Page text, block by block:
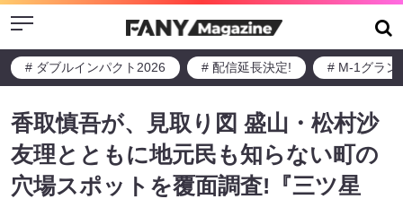
Menu
# ダブルインパクト2026 # 配信延長決定! # M-1グラン
香取慎吾が、見取り図 盛山・松村沙
友理とともに地元民も知らない町の
穴場スポットを覆面調査!『三ツ星